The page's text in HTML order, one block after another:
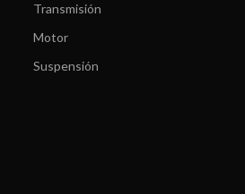
Transmisión
Motor
Suspensión